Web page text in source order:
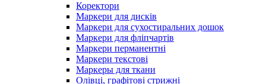
Коректори
Маркери для дисків
Маркери для сухостиральних дошок
Маркери для фліпчартів
Маркери перманентні
Маркери текстові
Маркеры для ткани
Олівці, графітові стрижні